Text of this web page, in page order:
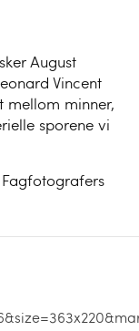
August
Vincent
mellom minner,
sporene vi